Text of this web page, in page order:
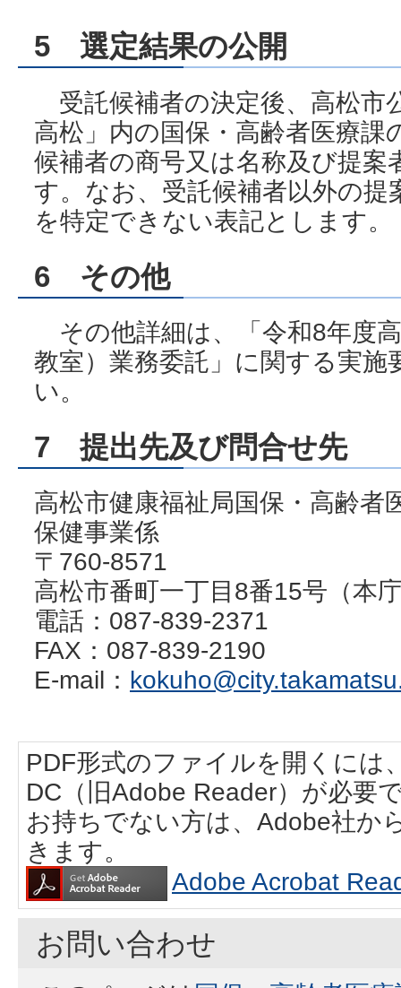
5 選定結果の公開
受託候補者の決定後、高松市
高松」内の国保・高齢者医療
候補者の商号又は名称及び提
す。なお、受託候補者以外の
を特定できない表記とします。
6 その他
その他詳細は、「令和8年度
教室）業務委託」に関する実
い。
7 提出先及び問合せ先
高松市健康福祉局国保・高齢者
保健事業係
〒760-8571
高松市番町一丁目8番15号（本
電話：087-839-2371
FAX：087-839-2190
E-mail：
PDF形式のファイルを開くには
DC（旧Adobe Reader）が必要
お持ちでない方は、Adobe社か
きます。
Adobe Acrobat
お問い合わせ